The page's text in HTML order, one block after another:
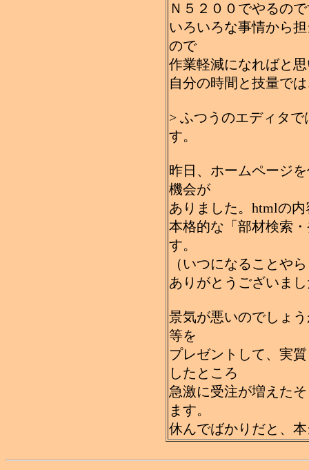
Ｎ５２００でやるの
いろいろな事情から
ので
作業軽減になればと
自分の時間と技量で
> ふつうのエディタ
す。
昨日、ホームページ
機会が
ありました。htmlの
本格的な「部材検索
す。
（いつになることや
ありがとうございま
景気が悪いのでしょ
等を
プレゼントして、実
したところ
急激に受注が増えた
ます。
休んでばかりだと、